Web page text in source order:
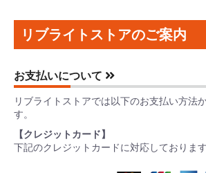
リブライトストアのご案内
お支払いについて
リブライトストアでは以下のお支払い方法
す。
【クレジットカード】
下記のクレジットカードに対応しております